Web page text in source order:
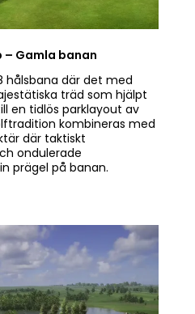
– Gamla banan
hålsbana där det med
träd som hjälpt
en tidlös parklayout av
kombineras med
där taktiskt
ondulerade
prägel på banan.